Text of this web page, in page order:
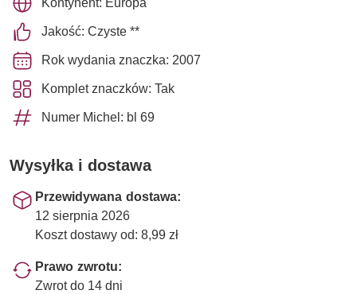
Jakość: Czyste **
Rok wydania znaczka: 2007
Komplet znaczków: Tak
Numer Michel: bl 69
Wysyłka i dostawa
Przewidywana dostawa:
12 sierpnia 2026
Koszt dostawy od: 8,99 zł
Prawo zwrotu:
Zwrot do 14 dni